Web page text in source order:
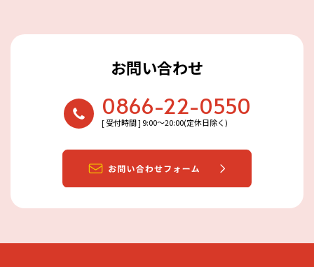
お問い合わせ
0866-22-0550
[ 受付時間 ] 9:00〜20:00(定休日除く)